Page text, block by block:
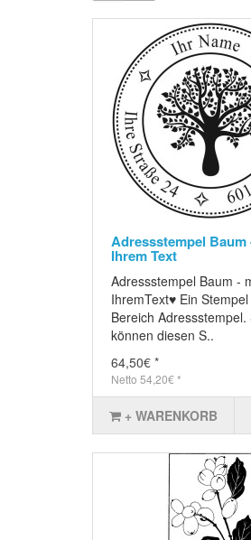
Adressstempel Baum
Ihrem Text
Adressstempel Baum -
IhremText♥ Ein
Bereich Adressstempel.
können diesen S..
64,50€ *
Netto 54,20€ *
+ WARENKORB